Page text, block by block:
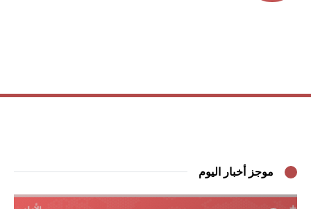
موجز أخبار اليوم